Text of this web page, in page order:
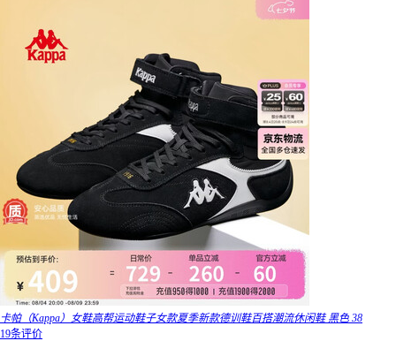
卡帕（Kappa）女鞋高帮运动鞋子女款夏季新款德训鞋百搭潮流休闲鞋 黑色 38
19条评价